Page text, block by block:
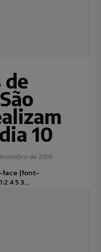
de
10
de 2009
panose-1:2 4 5 3...